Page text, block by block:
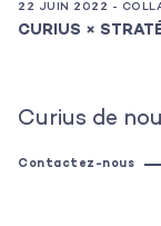
22 JUIN 2022 -
CURIUS ×
Curius de
Contactez-nous